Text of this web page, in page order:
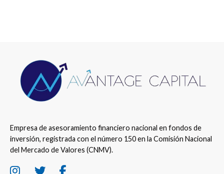
Empresa de asesoramiento financiero nacional en fondos de
inversión, registrada con el número 150 en la Comisión Nacional
del Mercado de Valores (CNMV).